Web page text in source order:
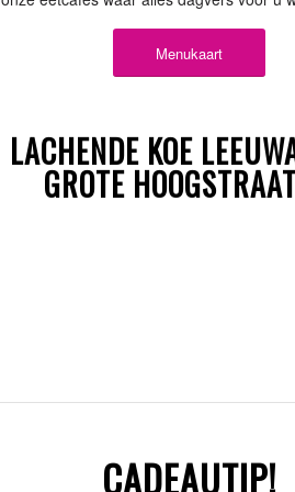
Menukaart
LACHENDE KOE
GROTE
CADEAUTIP!